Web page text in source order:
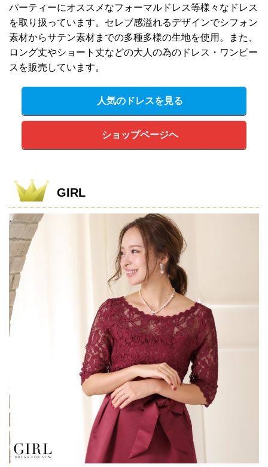
パーティーにオススメなフォーマルドレス等様々なドレス
を取り扱っています。セレブ感溢れるデザインでシフォン
素材からサテン素材までの多種多様の生地を使用。また、
ロング丈やショート丈などの大人の為のドレス・ワンピー
スを販売しています。
人気のドレスを見る
ショップページヘ
GIRL